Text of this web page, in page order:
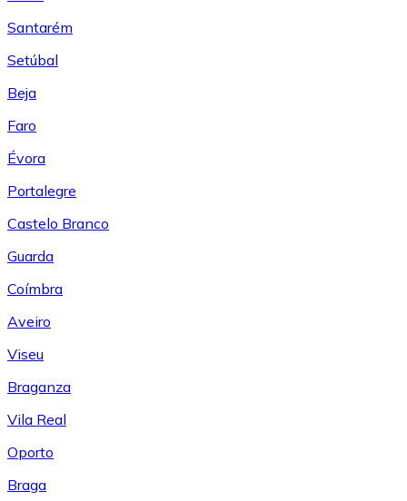
Santarém
Setúbal
Beja
Faro
Évora
Portalegre
Castelo Branco
Guarda
Coímbra
Aveiro
Viseu
Braganza
Vila Real
Oporto
Braga